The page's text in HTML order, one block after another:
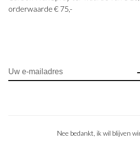
FAMILIEBEDRIJF
familiebedrijf dat al sinds 1945 luxe
bedrijf werd opgericht toen stikmeester
Beerens besloten samen leerproducten
generatie – Babette en Martijn Beerens -
orderwaarde € 75,-
Nee bedankt, ik wil blijven